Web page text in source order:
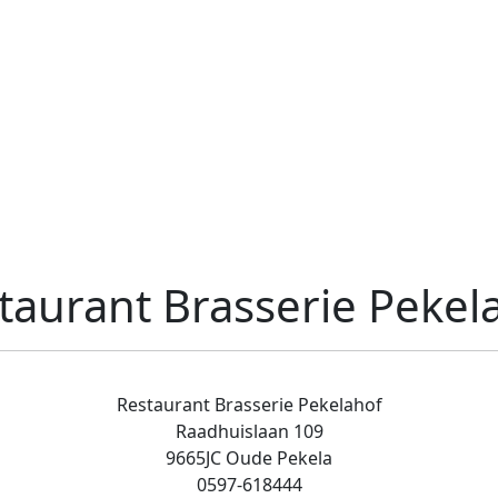
Brasserie
Restaurant Brasserie Pekelahof
Raadhuislaan 109
9665JC Oude Pekela
0597-618444